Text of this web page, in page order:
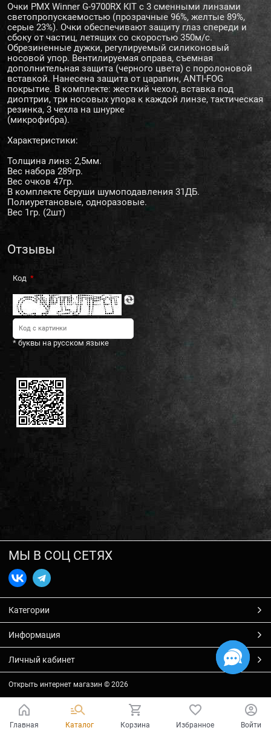
Очки PMX Winner G-9700RX KIT с 3 сменными линзами
светопропускаемостью (прозрачные 96%, желтые 89%,
серые 23%). Очки обеспечивают защиту глаз спереди и
сбоку от частиц, летящих со скоростью 350м/с.
Обрезиненные дужки, регулируемый силиконовый
носовой упор. Вентилируемая оправа, съемная
дополнительная защита (черного цвета) с поролоновой
вставкой. Нанесена защита от царапин, ANTI-FOG
покрытие. В комплекте: жесткий чехол, вставка под
диоптрии, три носовых упора к каждой линзе, тактическая
резинка, 3 чехла на шнурке
(микрофибра).
Характеристики:
Толщина линз: 2,5мм.
Вес набора 289гр.
Вес очков 47гр.
В комплекте беруши шумоподавления 31ДБ.
Полиуретановые, одноразовые.
Вес 1гр. (2шт)
Отзывы
Код
* буквы на русском языке
МЫ В СОЦ СЕТЯХ
Категории
Информация
Личный кабинет
Открыть интернет магазин © 2026
Главная Каталог Корзина Избранное Войти